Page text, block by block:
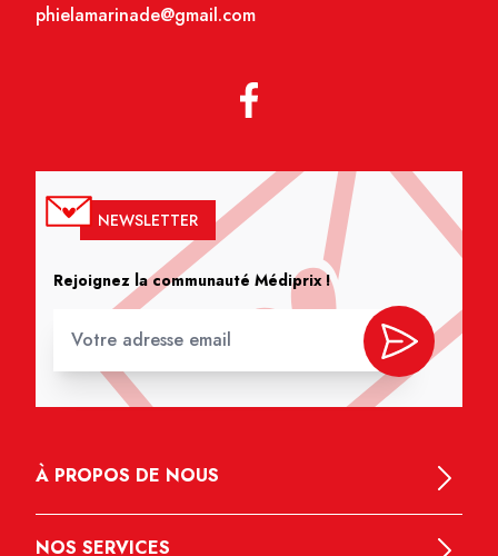
phielamarinade@gmail.com
NEWSLETTER
Rejoignez la communauté Médiprix !
À PROPOS DE NOUS
NOS SERVICES